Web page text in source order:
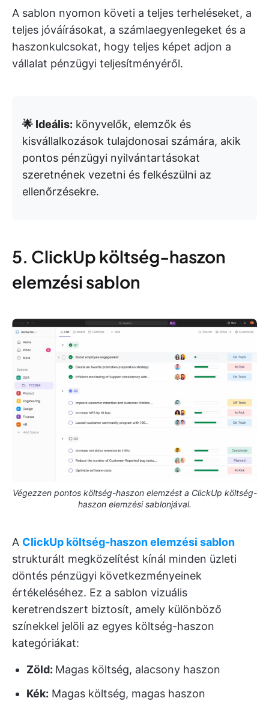
A sablon nyomon követi a teljes terheléseket, a
teljes jóváírásokat, a számlaegyenlegeket és a
haszonkulcsokat, hogy teljes képet adjon a
vállalat pénzügyi teljesítményéről.
🌟 Ideális: könyvelők, elemzők és
kisvállalkozások tulajdonosai számára, akik
pontos pénzügyi nyilvántartásokat
szeretnének vezetni és felkészülni az
ellenőrzésekre.
5. ClickUp költség-haszon
elemzési sablon
Végezzen pontos költség-haszon elemzést a ClickUp költség-
haszon elemzési sablonjával.
A ClickUp költség-haszon elemzési sablon
strukturált megközelítést kínál minden üzleti
döntés pénzügyi következményeinek
értékeléséhez. Ez a sablon vizuális
keretrendszert biztosít, amely különböző
színekkel jelöli az egyes költség-haszon
kategóriákat:
Zöld: Magas költség, alacsony haszon
Kék: Magas költség, magas haszon